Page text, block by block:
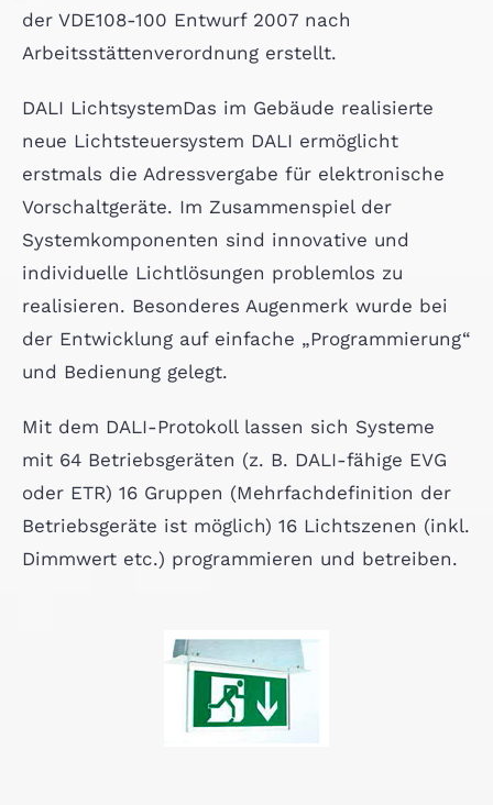
der VDE108-100 Entwurf 2007 nach
Arbeitsstättenverordnung erstellt.
DALI LichtsystemDas im Gebäude realisierte
neue Lichtsteuersystem DALI ermöglicht
erstmals die Adressvergabe für elektronische
Vorschaltgeräte. Im Zusammenspiel der
Systemkomponenten sind innovative und
individuelle Lichtlösungen problemlos zu
realisieren. Besonderes Augenmerk wurde bei
der Entwicklung auf einfache „Programmierung“
und Bedienung gelegt.
Mit dem DALI-Protokoll lassen sich Systeme
mit 64 Betriebsgeräten (z. B. DALI-fähige EVG
oder ETR) 16 Gruppen (Mehrfachdefinition der
Betriebsgeräte ist möglich) 16 Lichtszenen (inkl.
Dimmwert etc.) programmieren und betreiben.